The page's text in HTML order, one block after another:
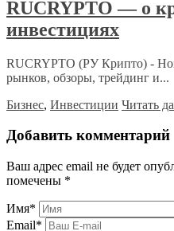
RUCRYPTO — о
инвестициях
RUCRYPTO (РУ Крипто) -
рынков, обзоры, трейдинг и...
Бизнес, Инвестиции Читать
Добавить комментарий
Ваш адрес email не будет
помечены *
Имя*
Email*